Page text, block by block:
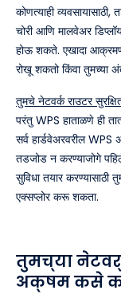
कोणत्याही
चोरी आणि मालवेअर
होऊ शकते. एखादा
रोखू शकतो किंवा तुमच्या
तुमचे नेटवर्क राउटर
परंतु WPS हाताळणे ही
सर्व हार्डवेअरवरील
तडजोड न करण्याजोगे
सुविधा तयार करण्यासाठी
एक्सप्लोर करू शकता.
तुमच्या
अक्षम कसे